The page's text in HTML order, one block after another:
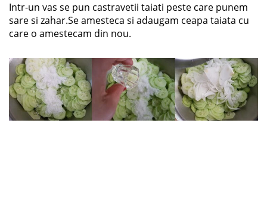
Intr-un vas se pun castravetii taiati peste care punem
sare si zahar.Se amesteca si adaugam ceapa taiata cu
care o amestecam din nou.